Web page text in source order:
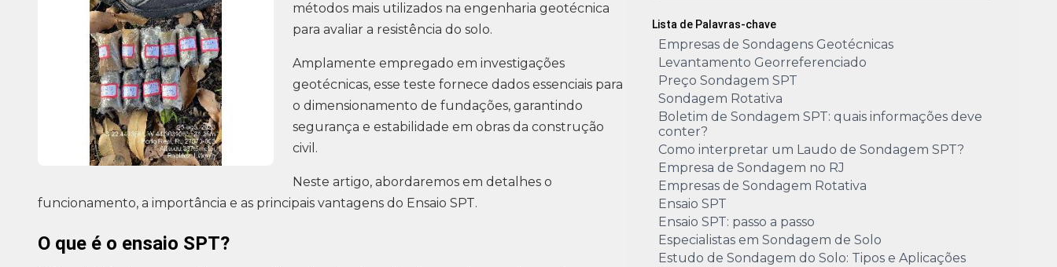
métodos mais utilizados na engenharia geotécnica
para avaliar a resistência do solo.
Amplamente empregado em investigações
geotécnicas, esse teste fornece dados essenciais para
o dimensionamento de fundações, garantindo
segurança e estabilidade em obras da construção
civil.
Neste artigo, abordaremos em detalhes o
funcionamento, a importância e as principais vantagens do Ensaio SPT.
O que é o ensaio SPT?
Lista de Palavras-chave
Empresas de Sondagens Geotécnicas
Levantamento Georreferenciado
Preço Sondagem SPT
Sondagem Rotativa
Boletim de Sondagem SPT: quais informações deve
conter?
Como interpretar um Laudo de Sondagem SPT?
Empresa de Sondagem no RJ
Empresas de Sondagem Rotativa
Ensaio SPT
Ensaio SPT: passo a passo
Especialistas em Sondagem de Solo
Estudo de Sondagem do Solo: Tipos e Aplicações